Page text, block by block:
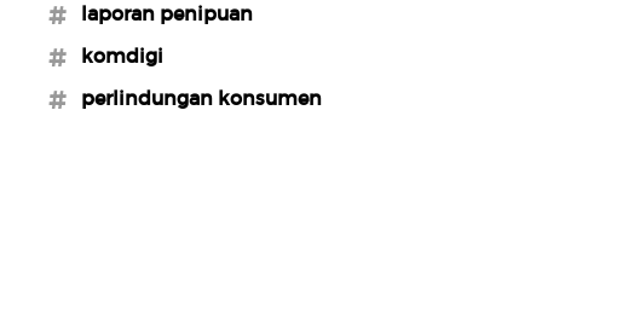
#laporan penipuan
#komdigi
#perlindungan konsumen